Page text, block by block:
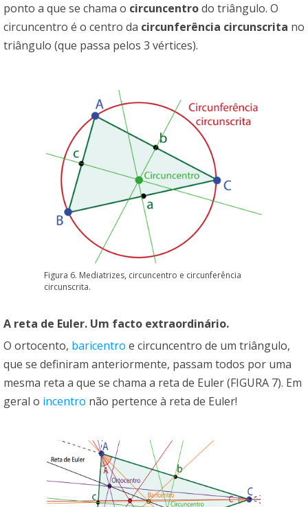
ponto a que se chama o circuncentrodo triângulo. O
circuncentro é o centro da circunferência circunscrita no
triângulo (que passa pelos 3 vértices).
Figura 6. Mediatrizes, circuncentro e circunferência
circunscrita.
A reta de Euler. Um facto extraordinário.
O ortocento, baricentro e circuncentro de um triângulo,
que se definiram anteriormente, passam todos por uma
mesma reta a que se chama a reta de Euler (FIGURA 7). Em
geral o incentro não pertence à reta de Euler!